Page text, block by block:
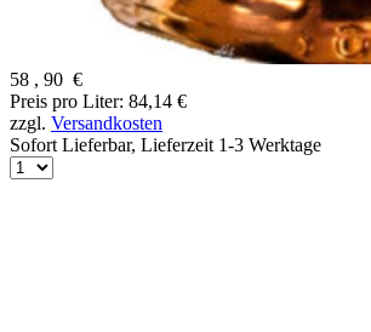
58 , 90 €
Preis pro Liter: 84,14 €
zzgl. Versandkosten
Sofort Lieferbar, Lieferzeit 1-3 Werktage